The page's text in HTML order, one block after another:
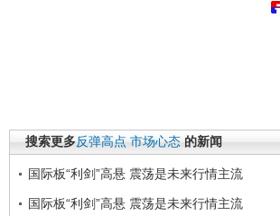
搜索更多反弹高点 市场心态 的新闻
国际板“利剑”高悬 震荡是未来行情主流
国际板“利剑”高悬 震荡是未来行情主流